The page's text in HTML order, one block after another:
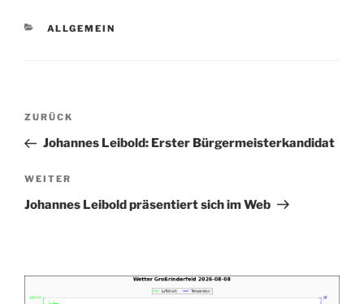
KATEGORIEN
ALLGEMEIN
Beitragsnavigation
Vorheriger
Beitrag
ZURÜCK
Johannes Leibold: Erster Bürgermeisterkandidat
Nächster
Beitrag
WEITER
Johannes Leibold präsentiert sich im Web